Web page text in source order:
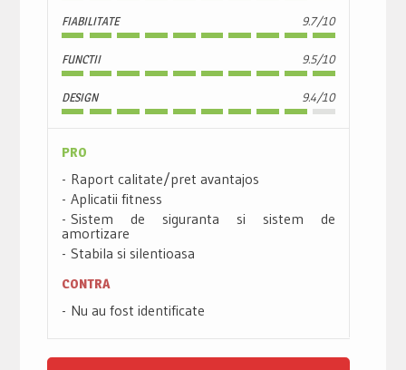
FIABILITATE 9.7/10
FUNCTII 9.5/10
DESIGN 9.4/10
PRO
Raport calitate/pret avantajos
Aplicatii fitness
Sistem de siguranta si sistem de
amortizare
Stabila si silentioasa
CONTRA
Nu au fost identificate